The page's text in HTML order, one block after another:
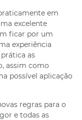
em
excelente
ficar por um
experiência
as
assim como
possível aplicação
regras para o
e todas as